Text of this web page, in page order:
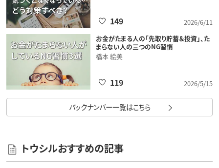
2026/6/11
149
お金がたまる人の「先取り貯蓄＆投資」、た
まらない人の三つのNG習慣
橋本 絵美
2026/5/15
119
バックナンバー一覧はこちら
トウシルおすすめの記事